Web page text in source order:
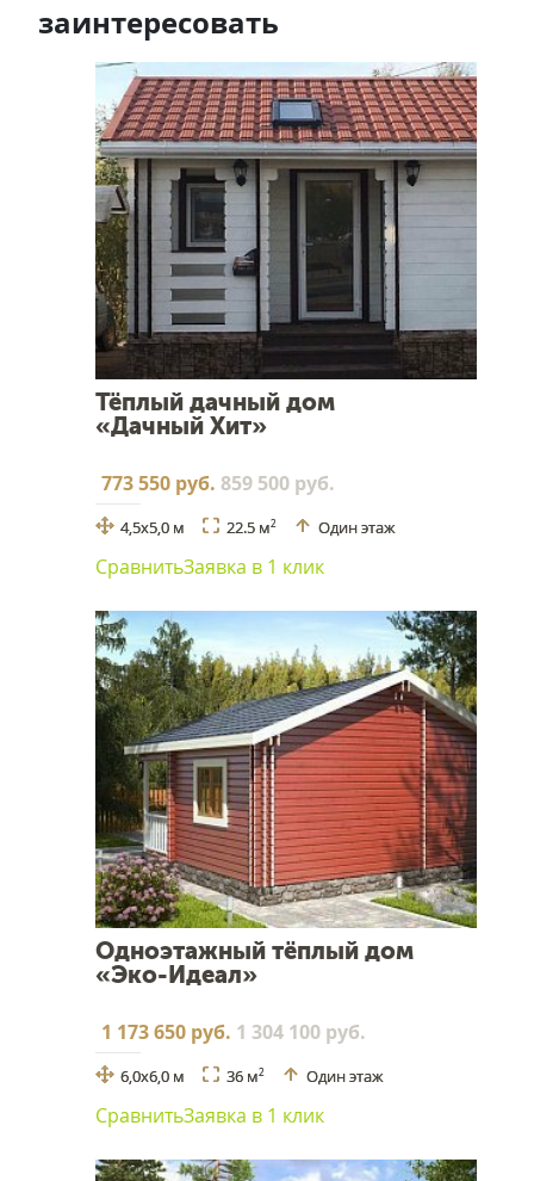
заинтересовать
Тёплый дачный дом
«Дачный Хит»
773 550 руб. 859 500 руб.
4,5х5,0 м 22.5 м2 Один этаж
СравнитьЗаявка в 1 клик
Одноэтажный тёплый дом
«Эко-Идеал»
1 173 650 руб. 1 304 100 руб.
6,0х6,0 м 36 м2 Один этаж
СравнитьЗаявка в 1 клик